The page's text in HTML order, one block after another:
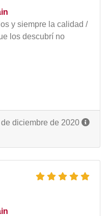
y siempre la calidad /
los descubrí no
diciembre de 2020